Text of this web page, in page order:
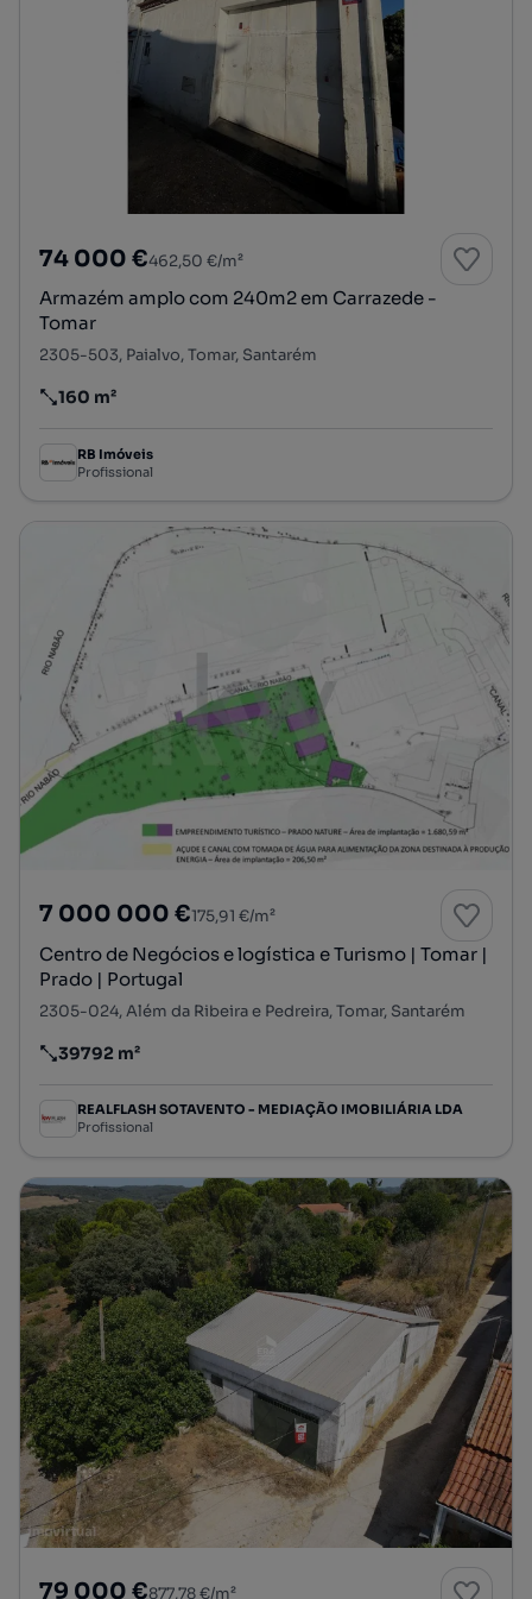
74 000 €462,50 €/m²
Armazém amplo com 240m2 em Carrazede -
Tomar
2305-503, Paialvo, Tomar, Santarém
Preço por metro quadrado
160 m²
RB Imóveis
Profissional
7 000 000 €175,91 €/m²
Centro de Negócios e logística e Turismo | Tomar |
Prado | Portugal
2305-024, Além da Ribeira e Pedreira, Tomar, Santarém
Preço por metro quadrado
39792 m²
REALFLASH SOTAVENTO - MEDIAÇÃO IMOBILIÁRIA LDA
Profissional
79 000 €877,78 €/m²